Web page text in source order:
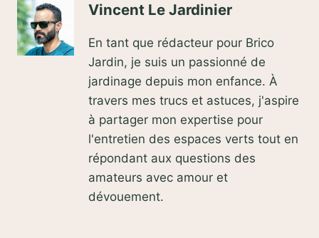
Vincent Le Jardinier
En tant que rédacteur pour Brico
Jardin, je suis un passionné de
jardinage depuis mon enfance. À
travers mes trucs et astuces, j'aspire
à partager mon expertise pour
l'entretien des espaces verts tout en
répondant aux questions des
amateurs avec amour et
dévouement.